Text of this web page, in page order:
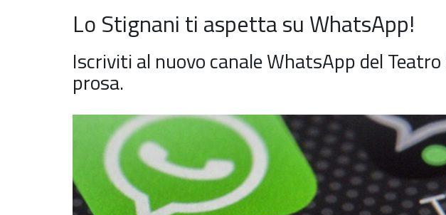
Lo Stignani ti aspetta su WhatsApp!
Iscriviti al nuovo canale WhatsApp del
prosa.